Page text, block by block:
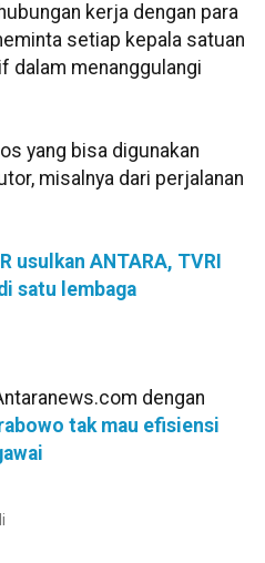
kerja dengan para
setiap kepala satuan
dalam menanggulangi
yang bisa digunakan
misalnya dari perjalanan
usulkan ANTARA, TVRI
satu lembaga
dengan
tak mau efisiensi